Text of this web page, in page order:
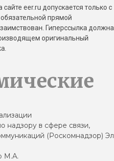
eer.ru допускается только с
прямой
Гиперссылка должна
оригинальный
надзору в сфере связи,
(Роскомнадзор) Эл
М.А.